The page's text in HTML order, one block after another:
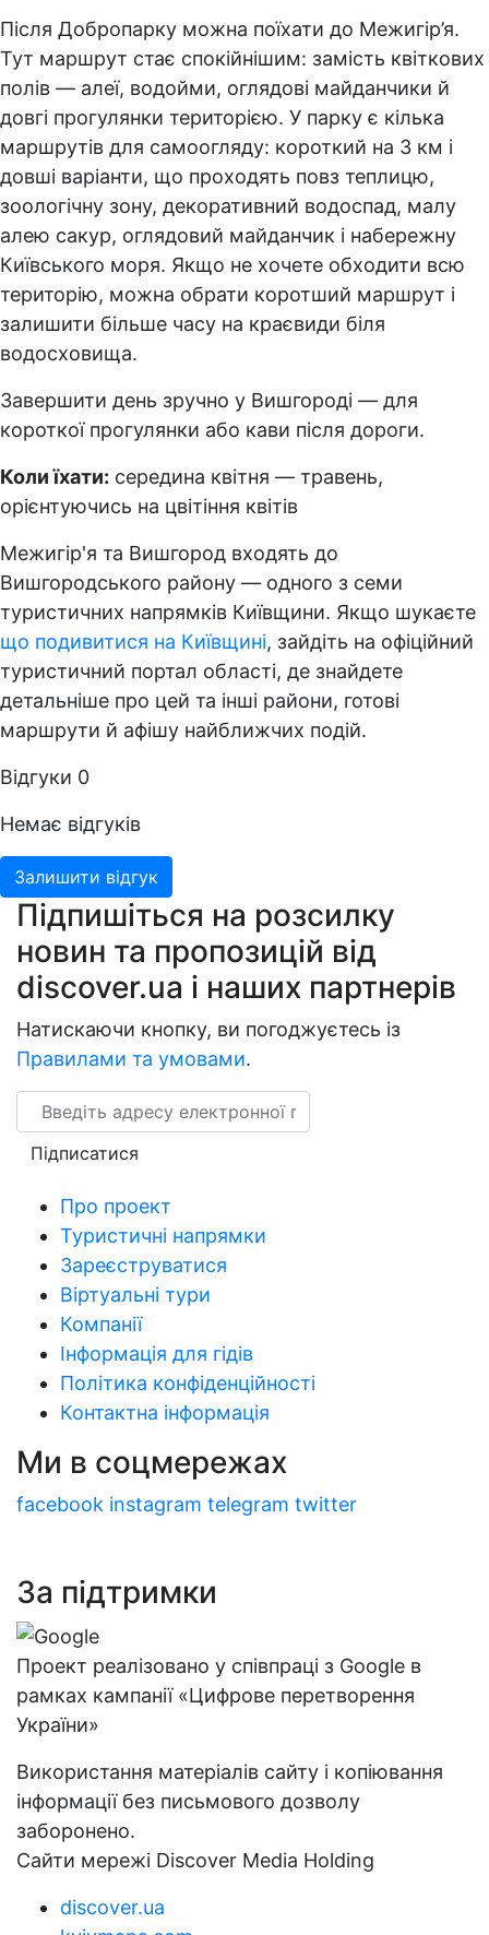
Після Добропарку можна поїхати до Межигір’я.
Тут маршрут стає спокійнішим: замість квіткових
полів — алеї, водойми, оглядові майданчики й
довгі прогулянки територією. У парку є кілька
маршрутів для самоогляду: короткий на 3 км і
довші варіанти, що проходять повз теплицю,
зоологічну зону, декоративний водоспад, малу
алею сакур, оглядовий майданчик і набережну
Київського моря. Якщо не хочете обходити всю
територію, можна обрати коротший маршрут і
залишити більше часу на краєвиди біля
водосховища.
Завершити день зручно у Вишгороді — для
короткої прогулянки або кави після дороги.
Коли їхати: середина квітня — травень,
орієнтуючись на цвітіння квітів
Межигір'я та Вишгород входять до
Вишгородського району — одного з семи
туристичних напрямків Київщини. Якщо шукаєте
що подивитися на Київщині, зайдіть на офіційний
туристичний портал області, де знайдете
детальніше про цей та інші райони, готові
маршрути й афішу найближчих подій.
Відгуки 0
Немає відгуків
Залишити відгук
Підпишіться на розсилку
новин та пропозицій від
discover.ua і наших партнерів
Натискаючи кнопку, ви погоджуєтесь із
Правилами та умовами.
Email
Підписатися
Про проект
Туристичні напрямки
Зареєструватися
Віртуальні тури
Компанії
Інформація для гідів
Політика конфіденційності
Контактна інформація
Ми в соцмережах
facebook instagram telegram twitter
За підтримки
Проект реалізовано у співпраці з Google в
рамках кампанії «Цифрове перетворення
України»
Використання матеріалів сайту і копіювання
інформації без письмового дозволу
заборонено.
Сайти мережі Discover Media Holding
discover.ua